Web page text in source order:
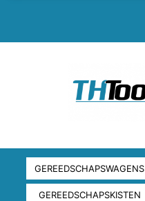
GEREEDSCHAPSWAGENS
GEREEDSCHAPSKISTEN